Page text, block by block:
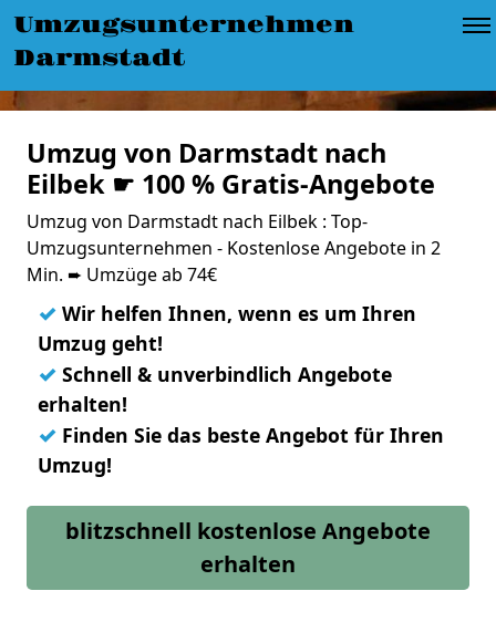
Umzugsunternehmen
Darmstadt
Umzug von Darmstadt nach
Eilbek ☛ 100 % Gratis-Angebote
Umzug von Darmstadt nach Eilbek : Top-
Umzugsunternehmen - Kostenlose Angebote in 2
Min. ➨ Umzüge ab 74€
✓ Wir helfen Ihnen, wenn es um Ihren
Umzug geht!
✓ Schnell & unverbindlich Angebote
erhalten!
✓ Finden Sie das beste Angebot für Ihren
Umzug!
blitzschnell kostenlose Angebote
erhalten